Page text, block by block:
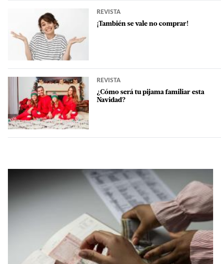
REVISTA
¡También se vale no comprar!
REVISTA
¿Cómo será tu pijama familiar esta
Navidad?